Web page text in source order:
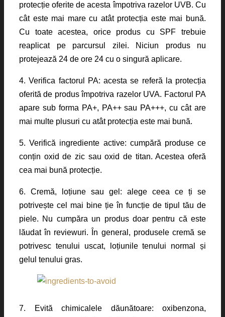
protecție oferite de acesta împotriva razelor UVB. Cu
cât este mai mare cu atât protecția este mai bună.
Cu toate acestea, orice produs cu SPF trebuie
reaplicat pe parcursul zilei. Niciun produs nu
protejează 24 de ore 24 cu o singură aplicare.
4. Verifica factorul PA: acesta se referă la protecția
oferită de produs împotriva razelor UVA. Factorul PA
apare sub forma PA+, PA++ sau PA+++, cu cât are
mai multe plusuri cu atât protecția este mai bună.
5. Verifică ingrediente active: cumpără produse ce
conțin oxid de zic sau oxid de titan. Acestea oferă
cea mai bună protecție.
6. Cremă, loțiune sau gel: alege ceea ce ți se
potrivește cel mai bine ție în funcție de tipul tău de
piele. Nu cumpăra un produs doar pentru că este
lăudat în reviewuri. În general, produsele cremă se
potrivesc tenului uscat, loțiunile tenului normal și
gelul tenului gras.
7. Evită chimicalele dăunătoare: oxibenzona,